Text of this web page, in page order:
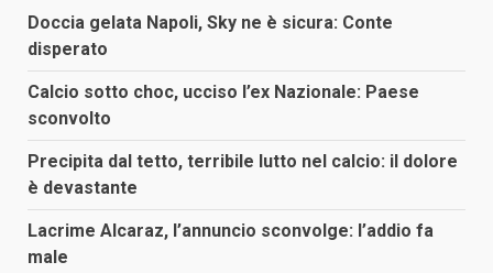
Doccia gelata Napoli, Sky ne è sicura: Conte
disperato
Calcio sotto choc, ucciso l’ex Nazionale: Paese
sconvolto
Precipita dal tetto, terribile lutto nel calcio: il dolore
è devastante
Lacrime Alcaraz, l’annuncio sconvolge: l’addio fa
male